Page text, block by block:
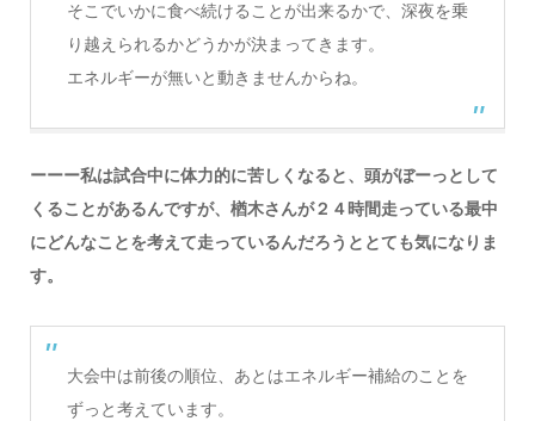
そこでいかに食べ続けることが出来るかで、深夜を乗
り越えられるかどうかが決まってきます。
エネルギーが無いと動きませんからね。
ーーー私は試合中に体力的に苦しくなると、頭がぼーっとして
くることがあるんですが、楢木さんが２４時間走っている最中
にどんなことを考えて走っているんだろうととても気になりま
す。
大会中は前後の順位、あとはエネルギー補給のことを
ずっと考えています。